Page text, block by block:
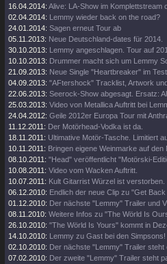
16.04.2014: Alive: LA-Show im Komplettstream
02.04.2014: Lemmy wieder back on the road?
24.01.2014: Sagen erneut Tour ab
05.11.2013: Neue Deutschland-dates für 2014.
30.10.2013: Lemmy angeschlagen. Tour auf
10.10.2013: Drummer macht sich um Lemmy
21.09.2013: Neue Single "Heartbreaker" im
04.09.2013: "AFtershock" Tracklist, Artwork
22.06.2013: Seerock-Show abgesagt. Ersatz:
25.03.2013: Video von Metallica Auftritt bei
24.04.2012: Geile 2012er Europa Tour mit
11.12.2011: Der Motörhead-Vodka ist da.
18.11.2011: Ultimative Motör-Tasche. Limitiert
10.11.2011: Bringen eigene Weinmarke auf den
08.10.2011: "Head" veröffentlicht "Motörski-
10.08.2011: Video vom Wacken Auftritt.
10.07.2011: Kult Gitarrist Würzel ist verstorben.
06.12.2010: Endlich der neue Clip zu "Get
01.12.2010: Der nächste "Lemmy" Trailer und
08.11.2010: Weitere Infos zu "The Wörld Is
26.10.2010: "The Wörld Is Yours" kommt in
14.10.2010: Lemmy zu Gast bei den Simpsons!
02.10.2010: Der nächste "Lemmy" Trailer steht
07.02.2010: Der zweite "Lemmy" Trailer steht